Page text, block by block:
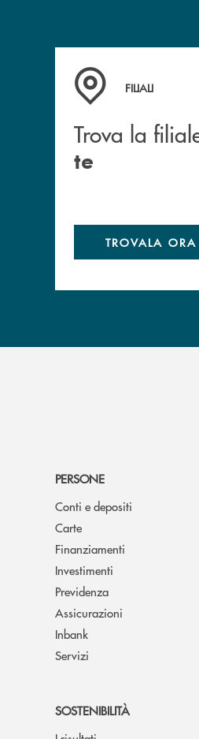
Trova la filiale più
FILIALI
Trova la
te
TROVALA ORA
PERSONE
Conti e depositi
Carte
Finanziamenti
Investimenti
Previdenza
Assicurazioni
Inbank
Servizi
SOSTENIBILITÀ